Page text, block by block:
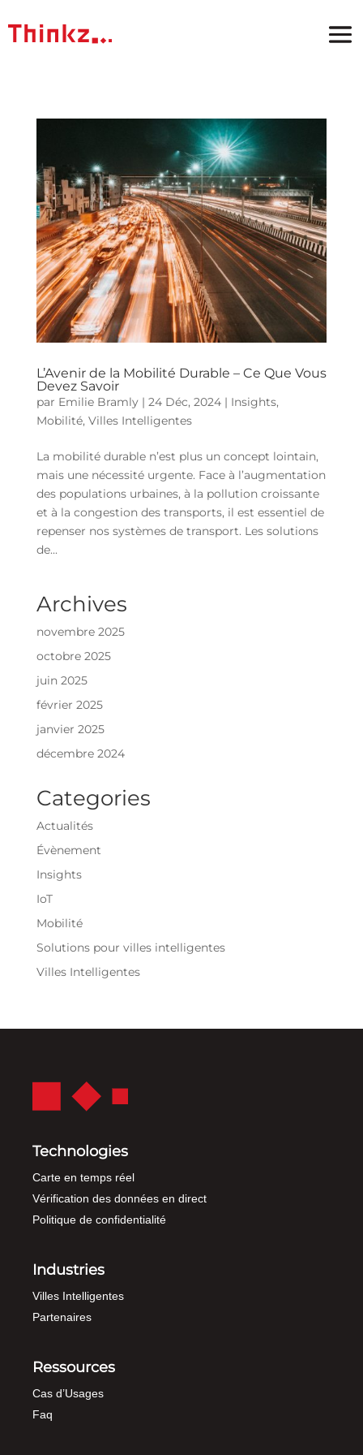
L’Avenir de la Mobilité Durable – Ce Que Vous
Devez Savoir
par Emilie Bramly| 24 Déc, 2024| Insights,
Mobilité, Villes Intelligentes
La mobilité durable n’est plus un concept lointain,
mais une nécessité urgente. Face à l’augmentation
des populations urbaines, à la pollution croissante
et à la congestion des transports, il est essentiel de
repenser nos systèmes de transport. Les solutions
de...
Archives
novembre 2025
octobre 2025
juin 2025
février 2025
janvier 2025
décembre 2024
Categories
Actualités
Évènement
Insights
IoT
Mobilité
Solutions pour villes intelligentes
Villes Intelligentes
Technologies
Carte en temps réel
Vérification des données en direct
Politique de confidentialité
Industries
Villes Intelligentes
Partenaires
Ressources
Cas d’Usages
Faq